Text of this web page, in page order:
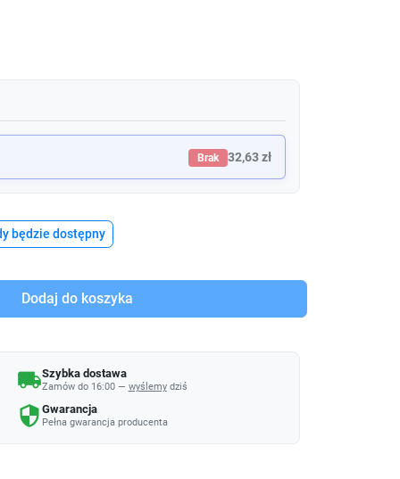
Brak 32,63 zł
będzie dostępny
Dodaj do koszyka
local_shippingSzybka dostawa
Zamów do 16:00 — wyślemydziś
security Gwarancja
Pełna gwarancja producenta